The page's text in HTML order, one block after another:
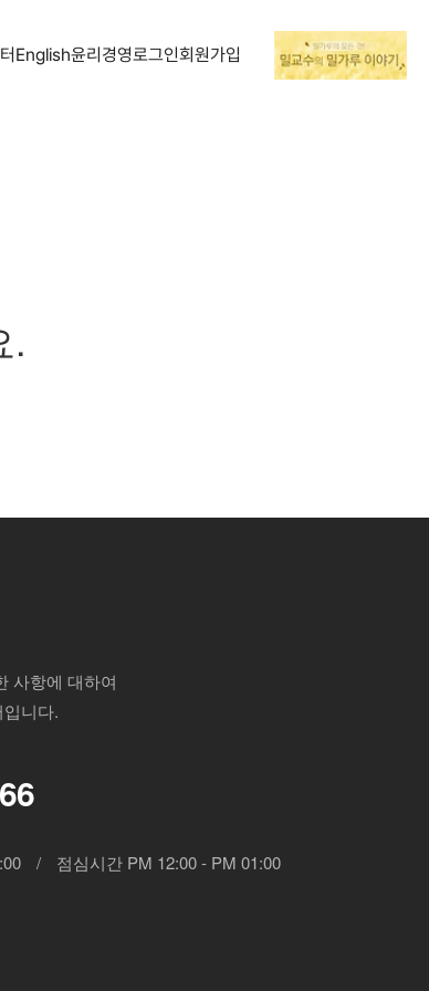
English윤리경영로그인회원가입
.
사항에 대하여
니다.
/ 점심시간 PM 12:00 - PM 01:00